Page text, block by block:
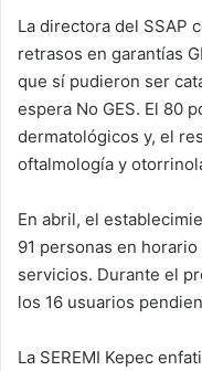
La directora del SSAP
retrasos en garantías
que sí pudieron ser
espera No GES. El 80
dermatológicos y, el
oftalmología y
En abril, el
91 personas en
servicios. Durante el
los 16 usuarios
La SEREMI Kepec